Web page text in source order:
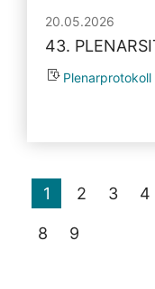
20.05.2026
43.
Plenarprotokoll
1 2 3 4
8 9